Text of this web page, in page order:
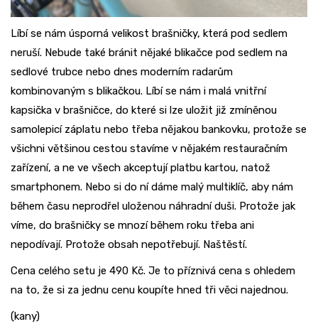
Líbí se nám úsporná velikost brašničky, která pod sedlem
neruší. Nebude také bránit nějaké blikačce pod sedlem na
sedlové trubce nebo dnes moderním radarům
kombinovaným s blikačkou. Líbí se nám i malá vnitřní
kapsička v brašničce, do které si lze uložit již zmíněnou
samolepicí záplatu nebo třeba nějakou bankovku, protože se
všichni většinou cestou stavíme v nějakém restauračním
zařízení, a ne ve všech akceptují platbu kartou, natož
smartphonem. Nebo si do ní dáme malý multiklíč, aby nám
během času neprodřel uloženou náhradní duši. Protože jak
víme, do brašničky se mnozí během roku třeba ani
nepodívají. Protože obsah nepotřebují. Naštěstí.
Cena celého setu je 490 Kč. Je to příznivá cena s ohledem
na to, že si za jednu cenu koupíte hned tři věci najednou.
(kany)